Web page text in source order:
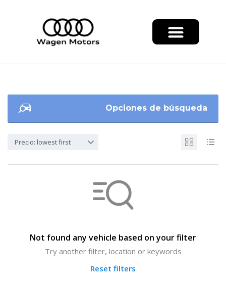
Opciones de búsqueda
Precio: lowest first
Not found any vehicle based on your filter
Try another filter, location or keywords
Reset filters